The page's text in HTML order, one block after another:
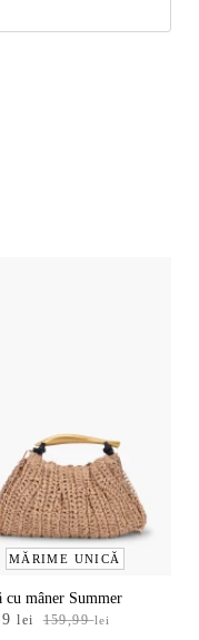
MĂRIME UNICĂ
cu mâner Summer
159,99lei
lei